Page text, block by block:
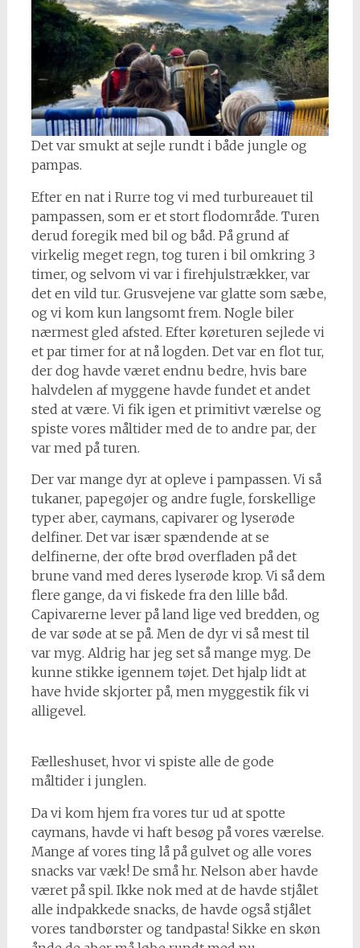
Det var smukt at sejle rundt i både jungle og
pampas.
Efter en nat i Rurre tog vi med turbureauet til
pampassen, som er et stort flodområde. Turen
derud foregik med bil og båd. På grund af
virkelig meget regn, tog turen i bil omkring 3
timer, og selvom vi var i firehjulstrækker, var
det en vild tur. Grusvejene var glatte som sæbe,
og vi kom kun langsomt frem. Nogle biler
nærmest gled afsted. Efter køreturen sejlede vi
et par timer for at nå logden. Det var en flot tur,
der dog havde været endnu bedre, hvis bare
halvdelen af myggene havde fundet et andet
sted at være. Vi fik igen et primitivt værelse og
spiste vores måltider med de to andre par, der
var med på turen.
Der var mange dyr at opleve i pampassen. Vi så
tukaner, papegøjer og andre fugle, forskellige
typer aber, caymans, capivarer og lyserøde
delfiner. Det var især spændende at se
delfinerne, der ofte brød overfladen på det
brune vand med deres lyserøde krop. Vi så dem
flere gange, da vi fiskede fra den lille båd.
Capivarerne lever på land lige ved bredden, og
de var søde at se på. Men de dyr vi så mest til
var myg. Aldrig har jeg set så mange myg. De
kunne stikke igennem tøjet. Det hjalp lidt at
have hvide skjorter på, men myggestik fik vi
alligevel.
Fælleshuset, hvor vi spiste alle de gode
måltider i junglen.
Da vi kom hjem fra vores tur ud at spotte
caymans, havde vi haft besøg på vores værelse.
Mange af vores ting lå på gulvet og alle vores
snacks var væk! De små hr. Nelson aber havde
været på spil. Ikke nok med at de havde stjålet
alle indpakkede snacks, de havde også stjålet
vores tandbørster og tandpasta! Sikke en skøn